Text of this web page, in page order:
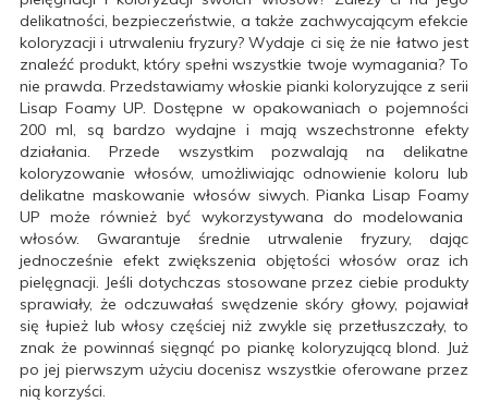
delikatności, bezpieczeństwie, a także zachwycającym efekcie
koloryzacji i utrwaleniu fryzury? Wydaje ci się że nie łatwo jest
znaleźć produkt, który spełni wszystkie twoje wymagania? To
nie prawda. Przedstawiamy włoskie pianki koloryzujące z serii
Lisap Foamy UP.Dostępne w opakowaniach o pojemności
200 ml, są bardzo wydajne i mają wszechstronne efekty
działania.
Przede wszystkim pozwalają na delikatne
koloryzowanie włosów, umożliwiając odnowienie koloru lub
delikatne maskowanie włosów siwych. PiankaLisap Foamy
UP może również być wykorzystywana do modelowania
włosów.
Gwarantuje średnie utrwalenie fryzury, dając
jednocześnie efekt zwiększenia objętości włosów oraz ich
pielęgnacji. Jeśli dotychczas stosowane przez ciebie produkty
sprawiały, że odczuwałaś swędzenie skóry głowy, pojawiał
się łupież lub włosy częściej niż zwykle się przetłuszczały, to
znak że powinnaś sięgnąć po piankę koloryzującą blond. Już
po jej pierwszym użyciu docenisz wszystkie oferowane przez
nią korzyści.